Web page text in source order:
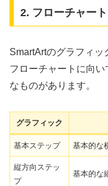
2. フローチャー
SmartArtのグラフィッ
フローチャートに向
なものがあります。
グラフィック
基本ステップ 基本的な
縦方向ステッ
プ
基本的な